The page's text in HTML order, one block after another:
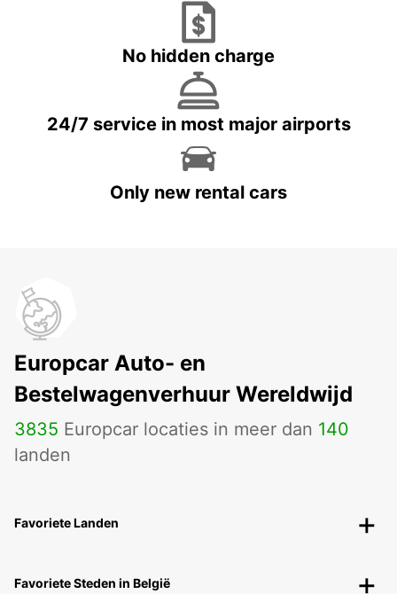
No hidden charge
24/7 service in most major airports
Only new rental cars
Europcar Auto- en
Bestelwagenverhuur Wereldwijd
3835 Europcar locaties in meer dan 140
landen
Favoriete Landen
Favoriete Steden in België